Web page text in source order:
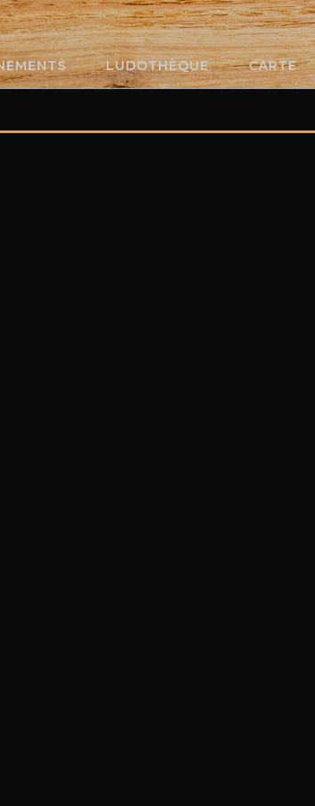
LUDOTHÈQUE CARTE